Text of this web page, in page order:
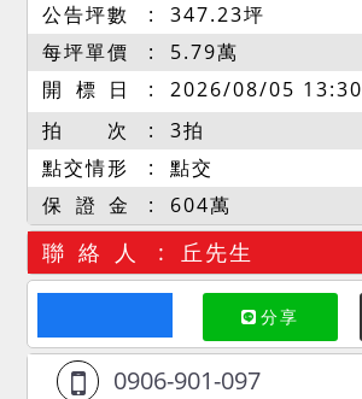
公告坪數 347.23坪
每坪單價
5.79萬
開 標 日
2026/08/05 13:30
拍 次
3拍
點交情形
點交
保 證 金
604萬
聯 絡 人 丘先生
分享
0906-901-097